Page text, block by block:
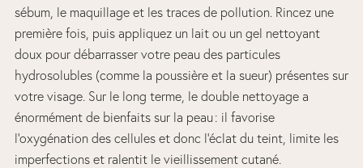
sébum, le maquillage et les traces de pollution. Rincez une
première fois, puis appliquez un lait ou un gel nettoyant
doux pour débarrasser votre peau des particules
hydrosolubles (comme la poussière et la sueur) présentes sur
votre visage. Sur le long terme, le double nettoyage a
énormément de bienfaits sur la peau : il favorise
l’oxygénation des cellules et donc l’éclat du teint, limite les
imperfections et ralentit le vieillissement cutané.